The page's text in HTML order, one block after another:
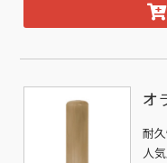
オ
耐
人